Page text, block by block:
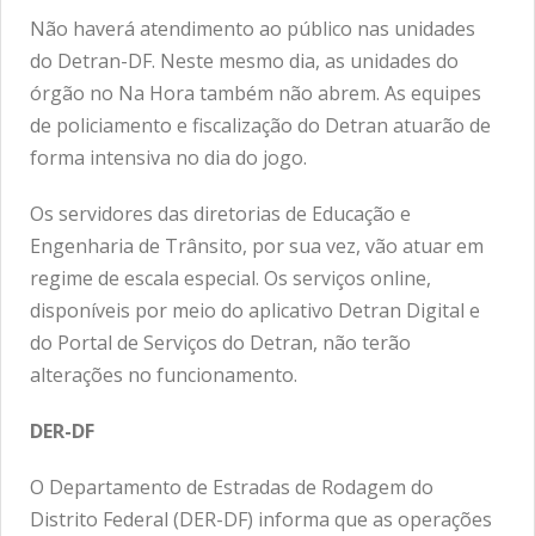
Não haverá atendimento ao público nas unidades
do Detran-DF. Neste mesmo dia, as unidades do
órgão no Na Hora também não abrem. As equipes
de policiamento e fiscalização do Detran atuarão de
forma intensiva no dia do jogo.
Os servidores das diretorias de Educação e
Engenharia de Trânsito, por sua vez, vão atuar em
regime de escala especial. Os serviços online,
disponíveis por meio do aplicativo Detran Digital e
do Portal de Serviços do Detran, não terão
alterações no funcionamento.
DER-DF
O Departamento de Estradas de Rodagem do
Distrito Federal (DER-DF) informa que as operações